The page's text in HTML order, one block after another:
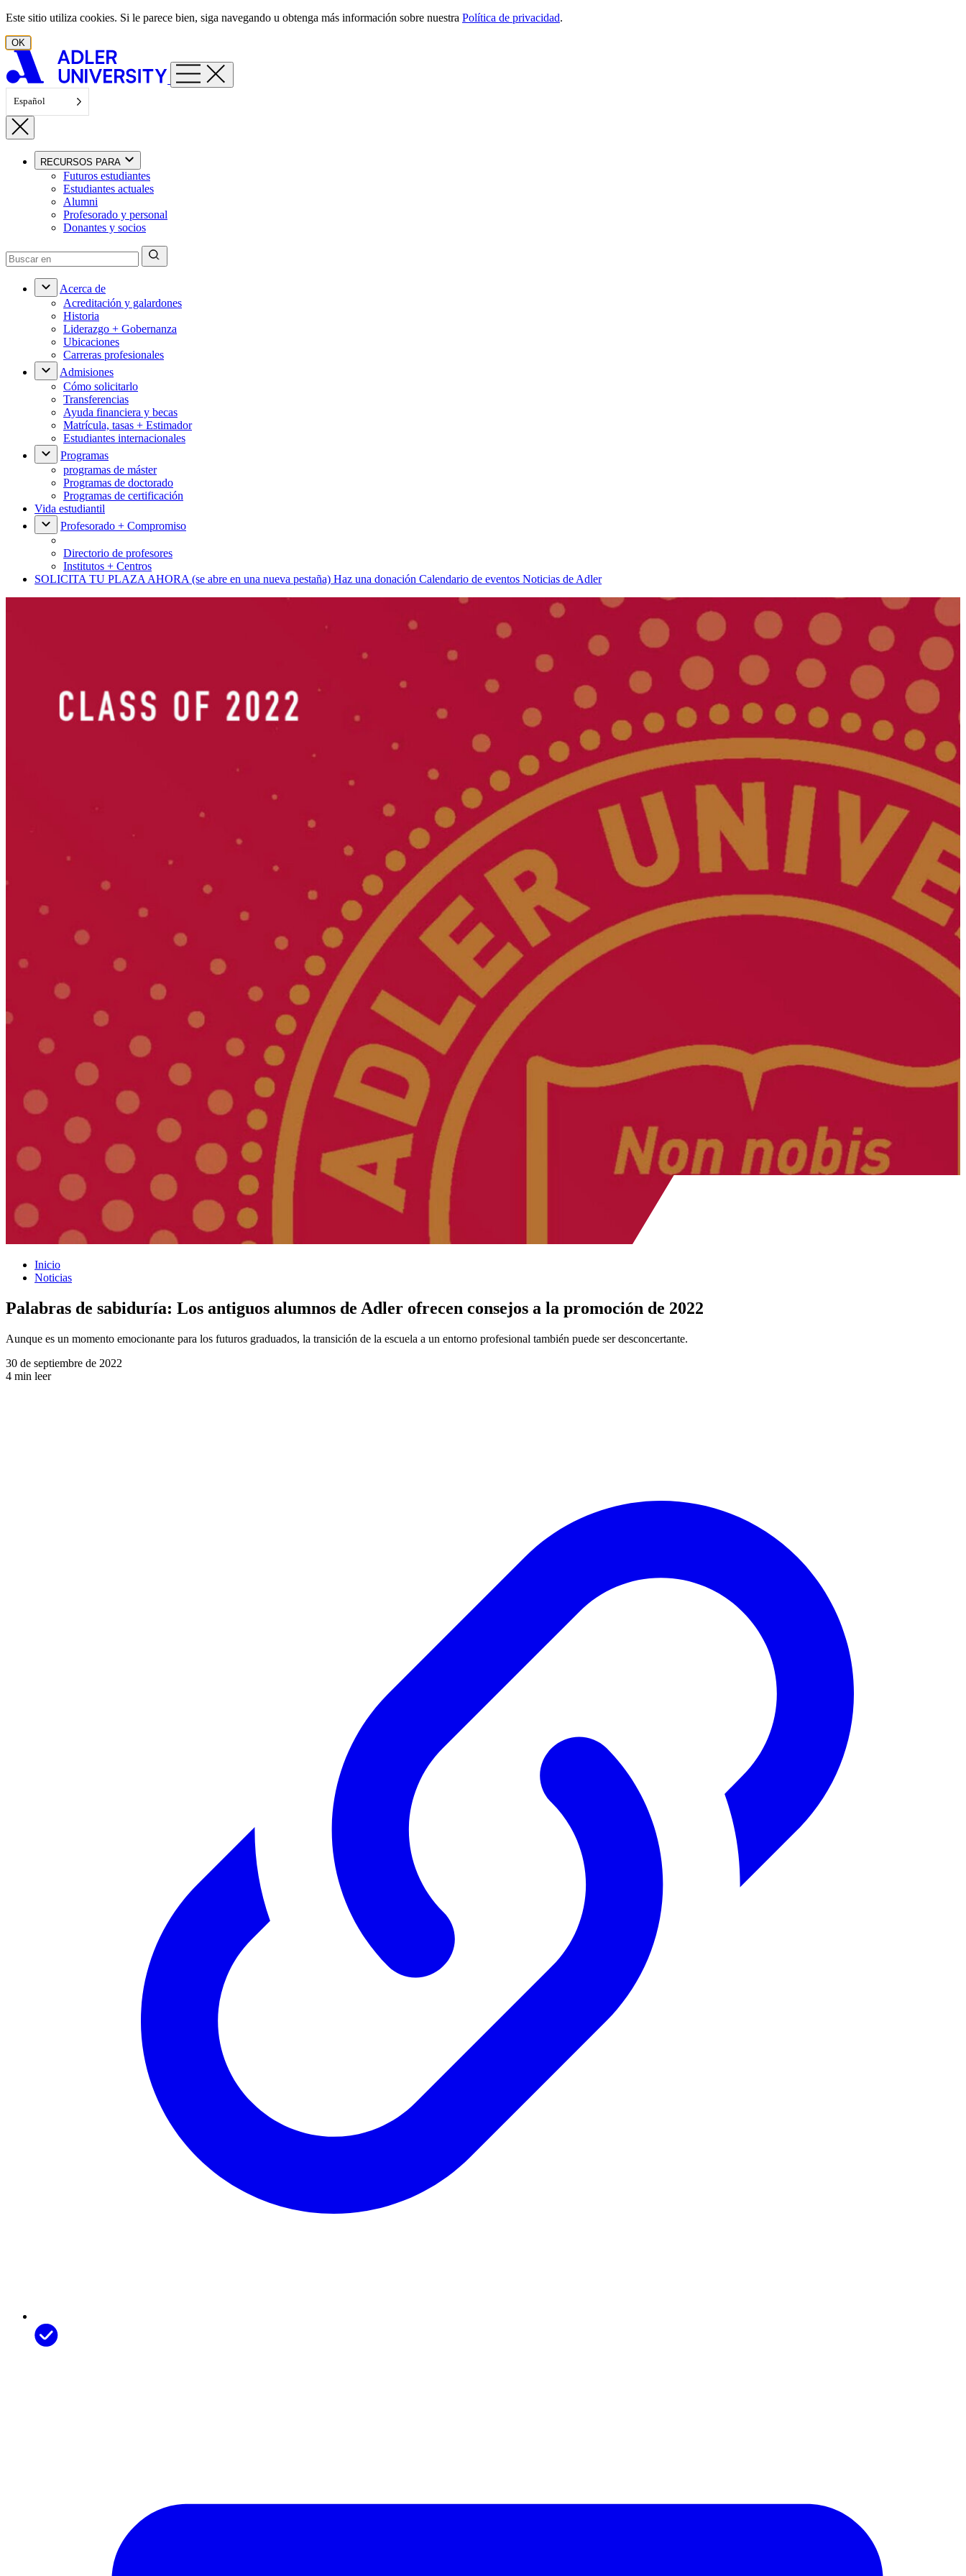
Ir al contenido
Este sitio utiliza cookies. Si le parece bien, siga navegando u obtenga más información sobre nuestra Política de privacidad.
OK
Español
RECURSOS PARA
Futuros estudiantes
Estudiantes actuales
Alumni
Profesorado y personal
Donantes y socios
Acerca de
Acreditación y galardones
Historia
Liderazgo + Gobernanza
Ubicaciones
Carreras profesionales
Admisiones
Cómo solicitarlo
Transferencias
Ayuda financiera y becas
Matrícula, tasas + Estimador
Estudiantes internacionales
Programas
programas de máster
Programas de doctorado
Programas de certificación
Vida estudiantil
Profesorado + Compromiso
Directorio de profesores
Institutos + Centros
SOLICITA TU PLAZA AHORA (se abre en una nueva pestaña) Haz una donación Calendario de eventos Noticias de Adler
Inicio
Noticias
Palabras de sabiduría: Los antiguos alumnos de Adler ofrecen consejos a la promoción de 2022
Aunque es un momento emocionante para los futuros graduados, la transición de la escuela a un entorno profesional también puede ser desconcertante.
30 de septiembre de 2022
4 min leer